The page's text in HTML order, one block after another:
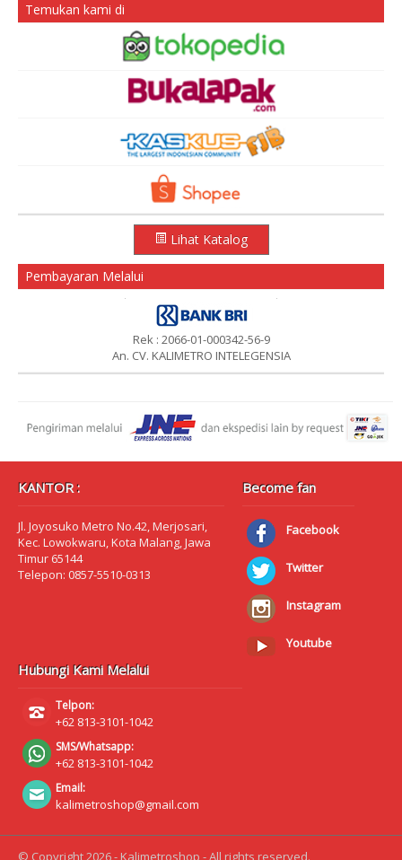
Temukan kami di
Lihat Katalog
Pembayaran Melalui
Rek : 2066-01-000342-56-9
An. CV. KALIMETRO INTELEGENSIA
KANTOR :
Jl. Joyosuko Metro No.42, Merjosari,
Kec. Lowokwaru, Kota Malang, Jawa
Timur 65144
Telepon: 0857-5510-0313
Become fan
Facebook
Twitter
Instagram
Youtube
Hubungi Kami Melalui
Telpon:
+62 813-3101-1042
SMS/Whatsapp:
+62 813-3101-1042
Email:
kalimetroshop@gmail.com
© Copyright 2026 - Kalimetroshop - All rights reserved.